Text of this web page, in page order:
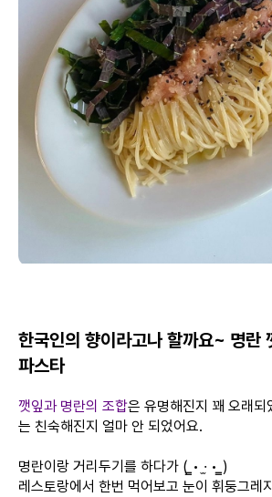
한국인의 향이라고나 할까요~ 명란
파스타
깻잎과 명란의 조합은 유명해진지 꽤 오래되
는 친숙해진지 얼마 안 되었어요.
명란이랑 거리두기를 하다가 ( ̳• ·̫ • ̳)
레스토랑에서 한번 먹어보고 눈이 휘둥그레